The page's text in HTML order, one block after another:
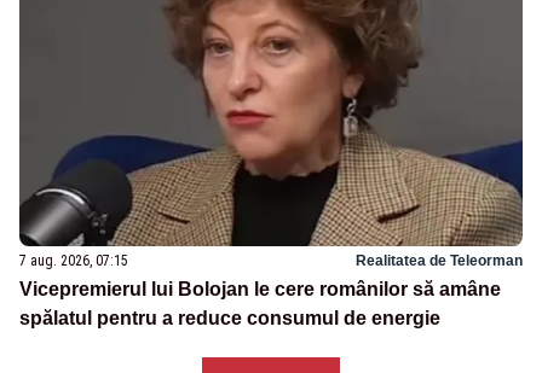
7 aug. 2026, 07:15 Realitatea de Teleorman
Vicepremierul lui Bolojan le cere românilor să amâne
spălatul pentru a reduce consumul de energie